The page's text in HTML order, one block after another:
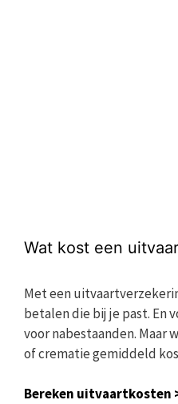
Wat kost een
Met een
betalen die bij je past. En
voor nabestaanden. Maar
of crematie gemiddeld
Bereken uitvaartkosten